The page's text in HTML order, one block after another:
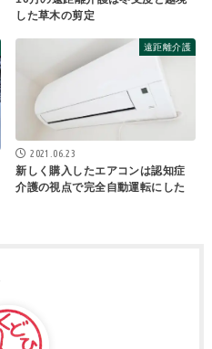
した草木の剪定
遠距離介護
2021.06.23
新しく購入したエアコンは認知症
介護の視点で完全自動運転にした